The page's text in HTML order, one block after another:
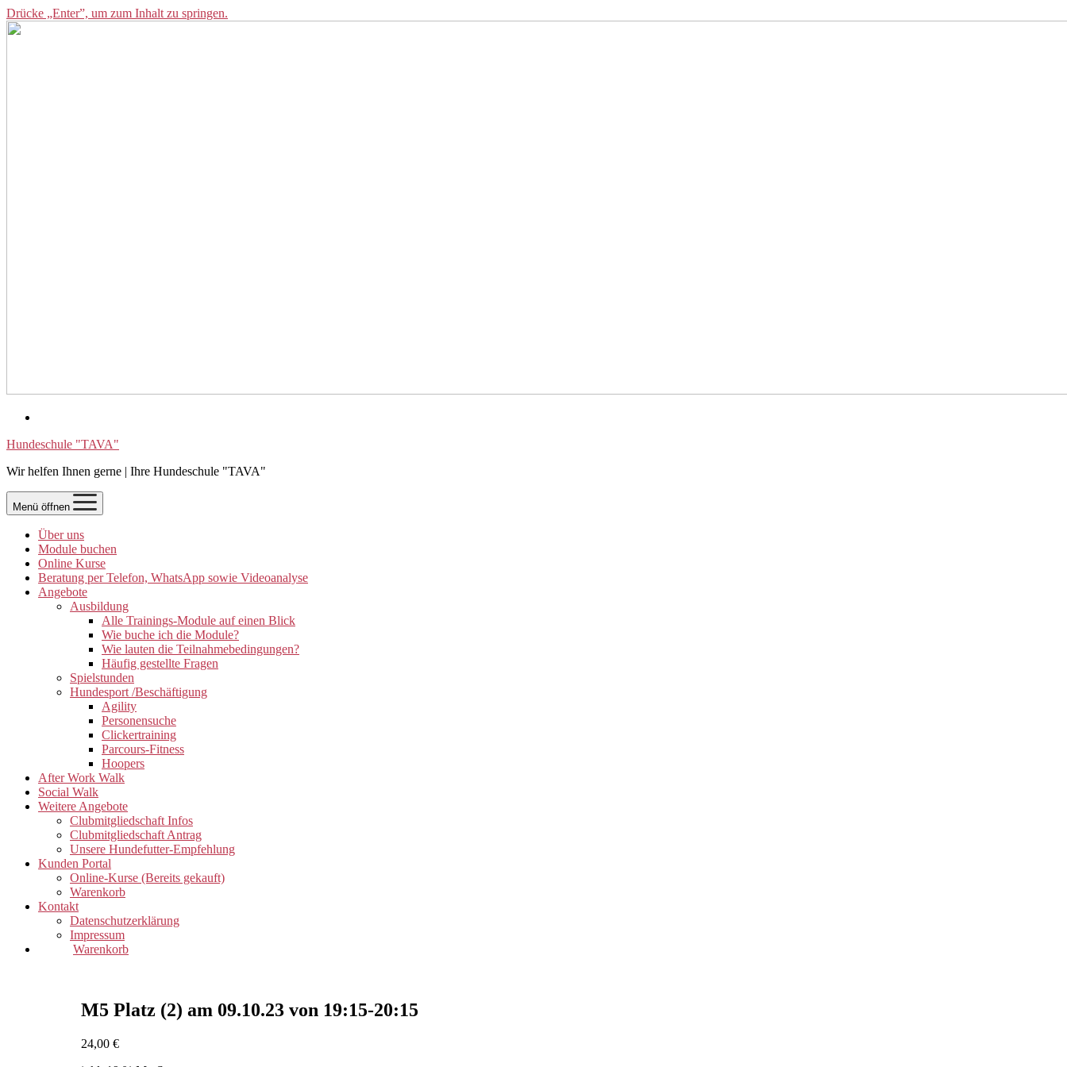
Drücke „Enter”, um zum Inhalt zu springen.
Hundeschule "TAVA"
Wir helfen Ihnen gerne | Ihre Hundeschule "TAVA"
Menü öffnen
Über uns
Module buchen
Online Kurse
Beratung per Telefon, WhatsApp sowie Videoanalyse
Angebote
Ausbildung
Alle Trainings-Module auf einen Blick
Wie buche ich die Module?
Wie lauten die Teilnahmebedingungen?
Häufig gestellte Fragen
Spielstunden
Hundesport /Beschäftigung
Agility
Personensuche
Clickertraining
Parcours-Fitness
Hoopers
After Work Walk
Social Walk
Weitere Angebote
Clubmitgliedschaft Infos
Clubmitgliedschaft Antrag
Unsere Hundefutter-Empfehlung
Kunden Portal
Online-Kurse (Bereits gekauft)
Warenkorb
Kontakt
Datenschutzerklärung
Impressum
Warenkorb
M5 Platz (2) am 09.10.23 von 19:15-20:15
24,00€